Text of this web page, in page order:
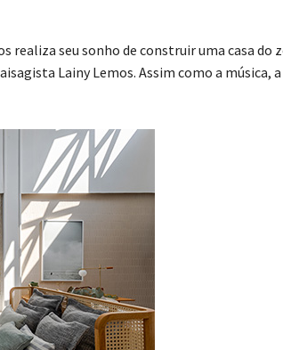
realiza seu sonho de construir uma casa do
Lainy Lemos. Assim como a música, a